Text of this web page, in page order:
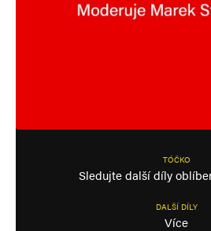
TÓČKO
Sledujte další díly
DALŠÍ DÍLY
Více